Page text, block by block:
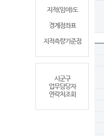
지적(임야)도
경계점좌표
지적측량기준점
시군구
업무담당자
연락처조회